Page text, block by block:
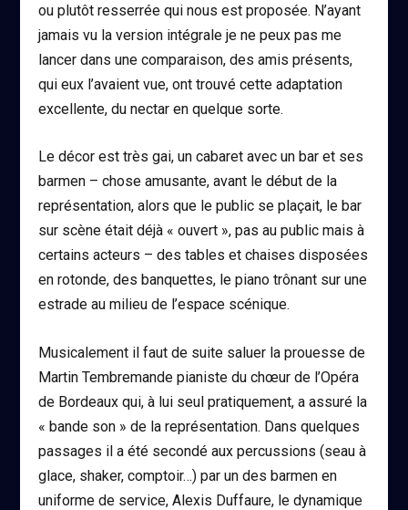
ou plutôt resserrée qui nous est proposée. N’ayant
jamais vu la version intégrale je ne peux pas me
lancer dans une comparaison, des amis présents,
qui eux l’avaient vue, ont trouvé cette adaptation
excellente, du nectar en quelque sorte.
Le décor est très gai, un cabaret avec un bar et ses
barmen – chose amusante, avant le début de la
représentation, alors que le public se plaçait, le bar
sur scène était déjà « ouvert », pas au public mais à
certains acteurs – des tables et chaises disposées
en rotonde, des banquettes, le piano trônant sur une
estrade au milieu de l’espace scénique.
Musicalement il faut de suite saluer la prouesse de
Martin Tembremande pianiste du chœur de l’Opéra
de Bordeaux qui, à lui seul pratiquement, a assuré la
« bande son » de la représentation. Dans quelques
passages il a été secondé aux percussions (seau à
glace, shaker, comptoir…) par un des barmen en
uniforme de service, Alexis Duffaure, le dynamique